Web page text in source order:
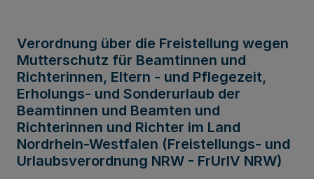
Verordnung über die Freistellung wegen
Mutterschutz für Beamtinnen und
Richterinnen, Eltern - und Pflegezeit,
Erholungs- und Sonderurlaub der
Beamtinnen und Beamten und
Richterinnen und Richter im Land
Nordrhein-Westfalen (Freistellungs- und
Urlaubsverordnung NRW - FrUrlV NRW)